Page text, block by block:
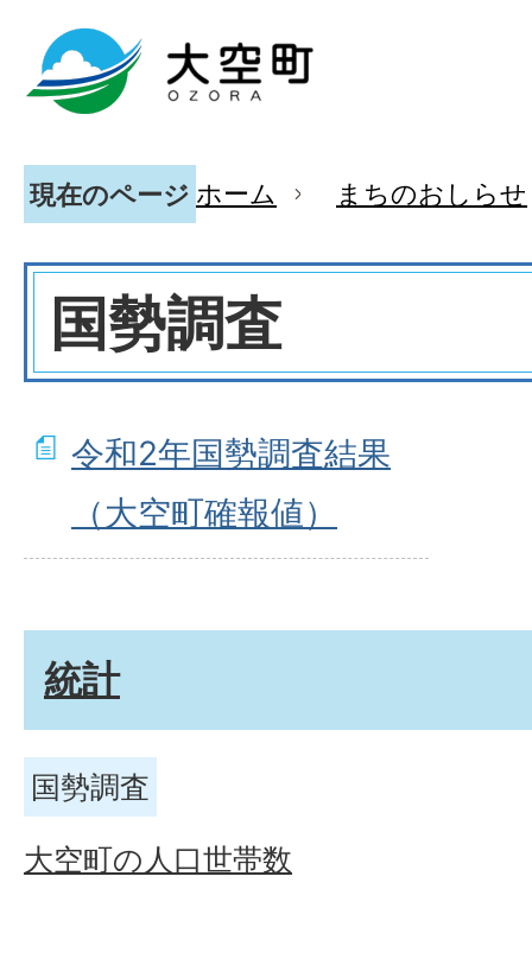
現在のページ ホーム まちのおしらせ
国勢調査
令和2年国勢調査結果
（大空町確報値）
統計
国勢調査
大空町の人口世帯数